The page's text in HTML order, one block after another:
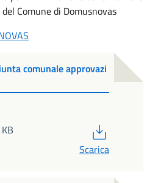
Comune di Domusnovas
comunale approvazi
Scarica